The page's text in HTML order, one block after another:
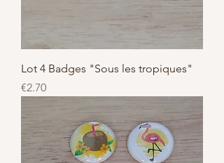
Lot 4 Badges "Sous les tropiques"
Price
€2.70